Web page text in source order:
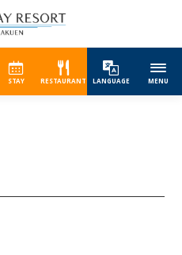
STAY RESTAURANT LANGUAGE MENU